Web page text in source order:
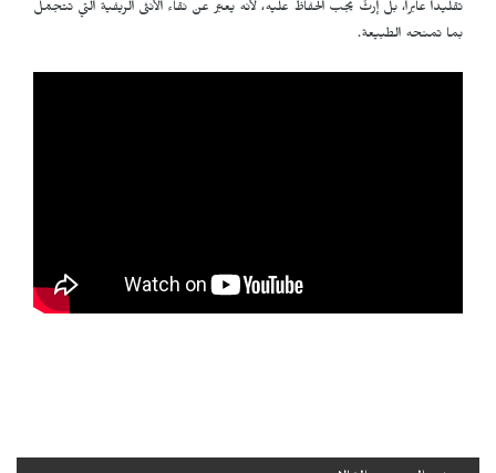
تقليداً عابراً، بل إرثٌ يجب الحفاظ عليه، لأنه يعبّر عن نقاء الأنثى الريفية التي تتجمّل
بما تمنحه الطبيعة.